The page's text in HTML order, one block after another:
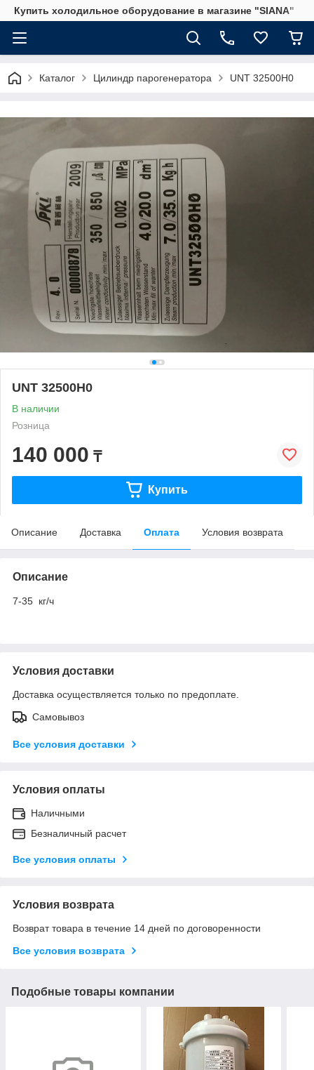
Купить холодильное оборудование в магазине "SIANA"
Каталог Цилиндр парогенератора UNT 32500H0
UNT 32500H0
В наличии
Розница
140 000 ₸
Купить
Описание Доставка Оплата Условия возврата
Описание
7-35 кг/ч
Условия доставки
Доставка осуществляется только по предоплате.
Самовывоз
Все условия доставки
Условия оплаты
Наличными
Безналичный расчет
Все условия оплаты
Условия возврата
Возврат товара в течение 14 дней по договоренности
Все условия возврата
Подобные товары компании